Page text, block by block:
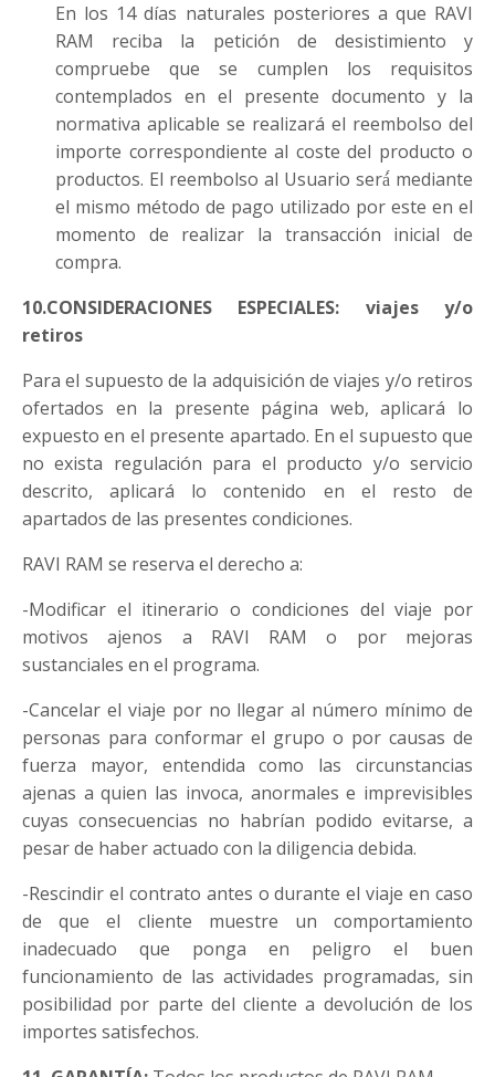
En los 14 días naturales posteriores a que RAVI
RAM reciba la petición de desistimiento y
compruebe que se cumplen los requisitos
contemplados en el presente documento y la
normativa aplicable se realizará el reembolso del
importe correspondiente al coste del producto o
productos. El reembolso al Usuario será́ mediante
el mismo método de pago utilizado por este en el
momento de realizar la transacción inicial de
compra.
10.CONSIDERACIONES ESPECIALES: viajes y/o
retiros
Para el supuesto de la adquisición de viajes y/o retiros
ofertados en la presente página web, aplicará lo
expuesto en el presente apartado. En el supuesto que
no exista regulación para el producto y/o servicio
descrito, aplicará lo contenido en el resto de
apartados de las presentes condiciones.
RAVI RAM se reserva el derecho a:
-Modificar el itinerario o condiciones del viaje por
motivos ajenos a RAVI RAM o por mejoras
sustanciales en el programa.
-Cancelar el viaje por no llegar al número mínimo de
personas para conformar el grupo o por causas de
fuerza mayor, entendida como las circunstancias
ajenas a quien las invoca, anormales e imprevisibles
cuyas consecuencias no habrían podido evitarse, a
pesar de haber actuado con la diligencia debida.
-Rescindir el contrato antes o durante el viaje en caso
de que el cliente muestre un comportamiento
inadecuado que ponga en peligro el buen
funcionamiento de las actividades programadas, sin
posibilidad por parte del cliente a devolución de los
importes satisfechos.